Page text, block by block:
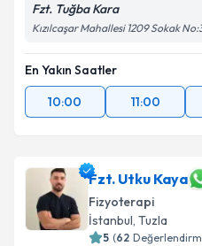
Fzt. Tuğba Kara
Kızılcaşar Mahallesi 1209 Sokak
En Yakın Saatler
10:00
11:00
Fzt. Utku Kaya
Fizyoterapi
İstanbul, Tuzla
5 (62